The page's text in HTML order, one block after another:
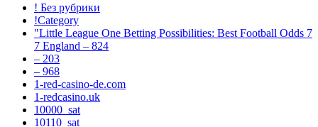
! Без рубрики
!Category
"Little League One Betting Possibilities: Best Football Odds 7
7 England – 824
– 203
– 968
1-red-casino-de.com
1-redcasino.uk
10000_sat
10110_sat